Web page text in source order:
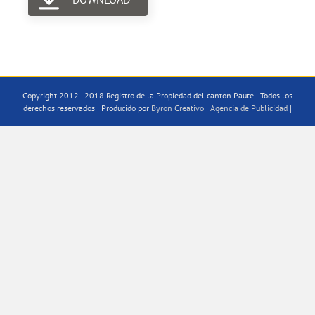
Copyright 2012 - 2018 Registro de la Propiedad del canton Paute | Todos los
derechos reservados | Producido por Byron Creativo | Agencia de Publicidad |